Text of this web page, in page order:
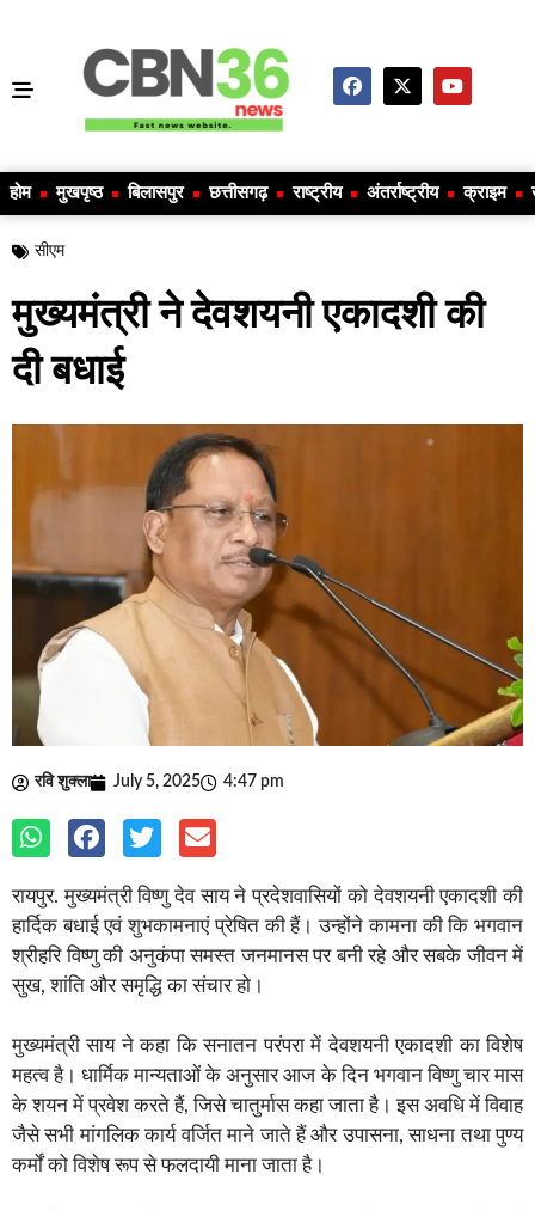
होम मुखपृष्ठ बिलासपुर छत्तीसगढ़ राष्ट्रीय अंतर्राष्ट्रीय क्राइम
सीएम
मुख्यमंत्री ने देवशयनी एकादशी की
दी बधाई
रवि शुक्ला July 5, 2025 4:47 pm
रायपुर. मुख्यमंत्री विष्णु देव साय ने प्रदेशवासियों को देवशयनी एकादशी की
हार्दिक बधाई एवं शुभकामनाएं प्रेषित की हैं। उन्होंने कामना की कि भगवान
श्रीहरि विष्णु की अनुकंपा समस्त जनमानस पर बनी रहे और सबके जीवन में
सुख, शांति और समृद्धि का संचार हो।
मुख्यमंत्री साय ने कहा कि सनातन परंपरा में देवशयनी एकादशी का विशेष
महत्व है। धार्मिक मान्यताओं के अनुसार आज के दिन भगवान विष्णु चार मास
के शयन में प्रवेश करते हैं, जिसे चातुर्मास कहा जाता है। इस अवधि में विवाह
जैसे सभी मांगलिक कार्य वर्जित माने जाते हैं और उपासना, साधना तथा पुण्य
कर्मों को विशेष रूप से फलदायी माना जाता है।